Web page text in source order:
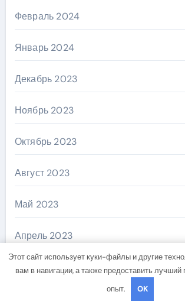
Февраль 2024
Январь 2024
Декабрь 2023
Ноябрь 2023
Октябрь 2023
Август 2023
Май 2023
Апрель 2023
Декабрь 2022
Этот сайт использует куки-файлы и другие
вам в навигации, а также предоставить лучший
опыт.
OK